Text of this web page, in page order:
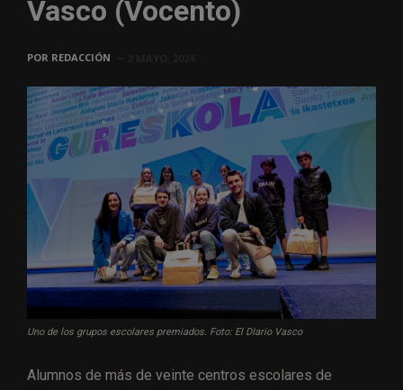
Vasco (Vocento)
POR REDACCIÓN
Uno de los grupos escolares premiados. Foto: El DIario Vasco
Alumnos de más de veinte centros escolares de